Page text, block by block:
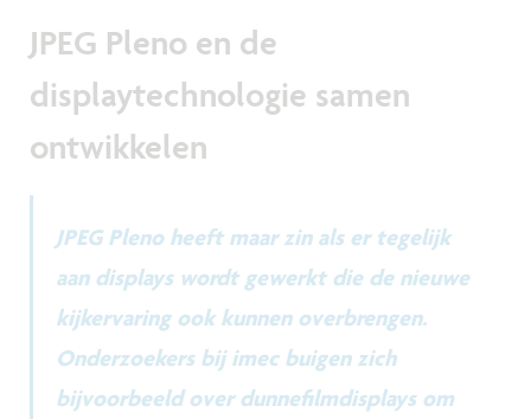
JPEG Pleno en de
displaytechnologie samen
ontwikkelen
JPEG Pleno heeft maar zin als er tegelijk
aan displays wordt gewerkt die de nieuwe
kijkervaring ook kunnen overbrengen.
Onderzoekers bij imec buigen zich
bijvoorbeeld over dunnefilmdisplays om